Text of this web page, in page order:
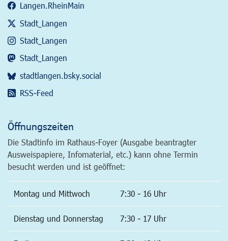
Langen.RheinMain
Stadt_Langen
Stadt_Langen
Stadt_Langen
stadtlangen.bsky.social
RSS-Feed
Öffnungszeiten
Die Stadtinfo im Rathaus-Foyer (Ausgabe beantragter
Ausweispapiere, Infomaterial, etc.) kann ohne Termin
besucht werden und ist geöffnet:
Montag und Mittwoch 7:30 - 16 Uhr
Dienstag und Donnerstag 7:30 - 17 Uhr